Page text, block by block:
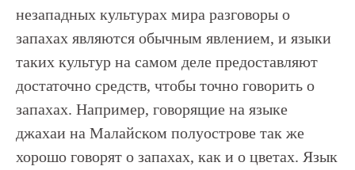
незападных культурах мира разговоры о
запахах являются обычным явлением, и языки
таких культур на самом деле предоставляют
достаточно средств, чтобы точно говорить о
запахах. Например, говорящие на языке
джахаи на Малайском полуострове так же
хорошо говорят о запахах, как и о цветах. Язык